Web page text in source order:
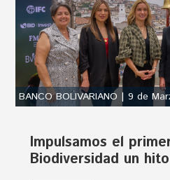
BANCO BOLIVARIANO | 9 de
Impulsamos el
Biodiversidad un